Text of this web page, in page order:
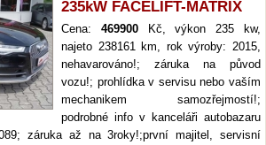
235kW FACELIFT-MATRIX
Cena: 469900Kč, výkon 235 kw,
najeto 238161 km, rok výroby: 2015,
nehavarováno!; záruka na původ
vozu!; prohlídka v servisu nebo vaším
mechanikem samozřejmostí!;
podrobné info v kanceláři autobazaru
záruka až na 3roky!;první majitel, servisní